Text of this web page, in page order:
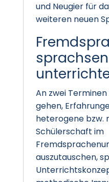
und Neugier für
weiteren neuen
An zwei
gehen,
heterogene bzw.
Schülerschaft im
auszutauschen,